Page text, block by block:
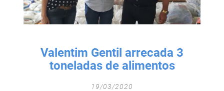
TODOS OS CAMPOS SÃO OBRIGATÓRIOS.
Valentim Gentil arrecada 3
toneladas de alimentos
19/03/2020